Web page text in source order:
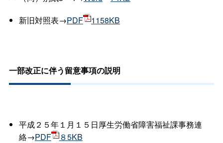
新旧対照表→PDF 1158KB
一部改正に伴う留意事項の説明
平成２５年１月１５日厚生労働省障害福祉課事務連
絡→PDF
８5KB